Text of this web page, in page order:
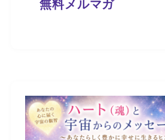
無料メルマガ